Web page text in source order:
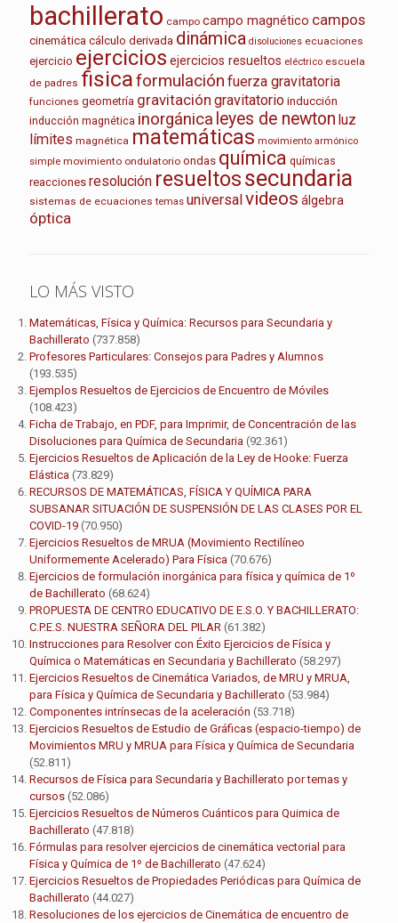
bachillerato campo campo magnético campos
cinemática cálculo derivada dinámica disoluciones ecuaciones
ejercicio ejercicios ejercicios resueltos eléctrico escuela
de padres fisicaformulación fuerza gravitatoria
funciones geometría gravitación gravitatorio inducción
inducción magnética inorgánica leyes de newton luz
límites magnética matemáticas movimiento armónico
simple movimiento ondulatorio ondas química químicas
reacciones resolución resueltossecundaria
sistemas de ecuaciones temas universalvideos álgebra
óptica
LO MÁS VISTO
Matemáticas, Física y Química: Recursos para Secundaria y
Bachillerato (737.858)
Profesores Particulares: Consejos para Padres y Alumnos
(193.535)
Ejemplos Resueltos de Ejercicios de Encuentro de Móviles
(108.423)
Ficha de Trabajo, en PDF, para Imprimir, de Concentración de las
Disoluciones para Química de Secundaria (92.361)
Ejercicios Resueltos de Aplicación de la Ley de Hooke: Fuerza
Elástica (73.829)
RECURSOS DE MATEMÁTICAS, FÍSICA Y QUÍMICA PARA
SUBSANAR SITUACIÓN DE SUSPENSIÓN DE LAS CLASES POR EL
COVID-19 (70.950)
Ejercicios Resueltos de MRUA (Movimiento Rectilíneo
Uniformemente Acelerado) Para Física (70.676)
Ejercicios de formulación inorgánica para física y química de 1º
de Bachillerato (68.624)
PROPUESTA DE CENTRO EDUCATIVO DE E.S.O. Y BACHILLERATO:
C.P.E.S. NUESTRA SEÑORA DEL PILAR (61.382)
Instrucciones para Resolver con Éxito Ejercicios de Física y
Química o Matemáticas en Secundaria y Bachillerato (58.297)
Ejercicios Resueltos de Cinemática Variados, de MRU y MRUA,
para Física y Química de Secundaria y Bachillerato (53.984)
Componentes intrínsecas de la aceleración (53.718)
Ejercicios Resueltos de Estudio de Gráficas (espacio-tiempo) de
Movimientos MRU y MRUA para Física y Química de Secundaria
(52.811)
Recursos de Física para Secundaria y Bachillerato por temas y
cursos (52.086)
Ejercicios Resueltos de Números Cuánticos para Quimica de
Bachillerato (47.818)
Fórmulas para resolver ejercicios de cinemática vectorial para
Física y Química de 1º de Bachillerato (47.624)
Ejercicios Resueltos de Propiedades Periódicas para Química de
Bachillerato (44.027)
Resoluciones de los ejercicios de Cinemática de encuentro de